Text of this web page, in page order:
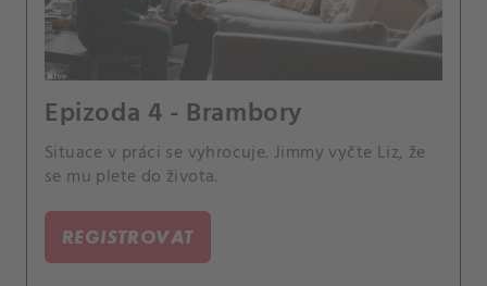
Epizoda 4 - Brambory
Situace v práci se vyhrocuje. Jimmy vyčte Liz, že
se mu plete do života.
REGISTROVAT